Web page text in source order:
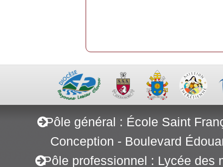
Pôle général : École Saint
Conception - Boulevard
Pôle professionnel : Lycée des